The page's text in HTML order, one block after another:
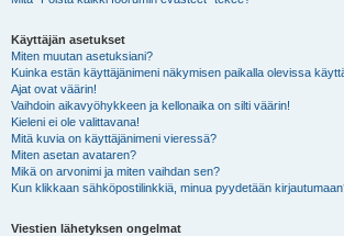
Käyttäjän asetukset
Miten muutan asetuksiani?
Kuinka estän käyttäjänimeni näkymisen paikalla olevissa
Ajat ovat väärin!
Vaihdoin aikavyöhykkeen ja kellonaika on silti väärin!
Kieleni ei ole valittavana!
Mitä kuvia on käyttäjänimeni vieressä?
Miten asetan avataren?
Mikä on arvonimi ja miten vaihdan sen?
Kun klikkaan sähköpostilinkkiä, minua pyydetään
Viestien lähetyksen ongelmat